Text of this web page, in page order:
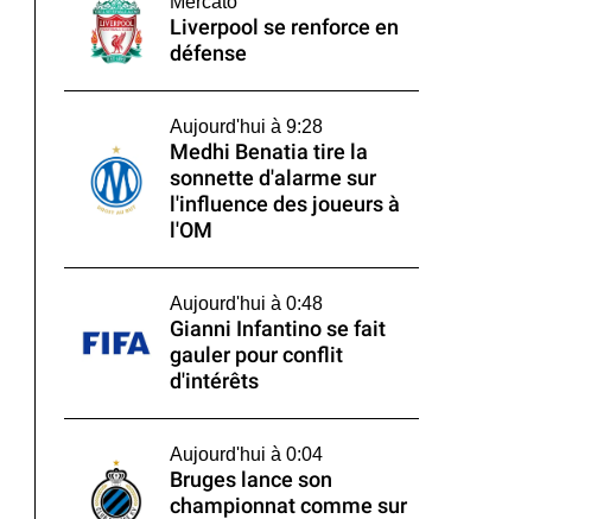
Liverpool se renforce en
défense
Aujourd'hui à 9:28
Medhi Benatia tire la
sonnette d'alarme sur
l'influence des joueurs à
l'OM
Aujourd'hui à 0:48
Gianni Infantino se fait
gauler pour conflit
d'intérêts
Aujourd'hui à 0:04
Bruges lance son
championnat comme sur